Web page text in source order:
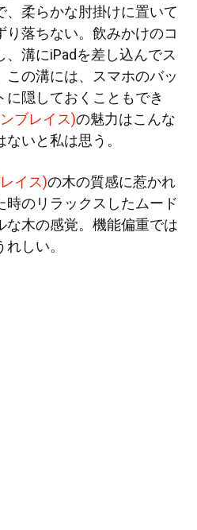
柔らかな肘掛けに置いて
り落ちない。飲みかけのコ
溝にiPadを差し込んでス
この溝には、スマホのバッ
隠しておくこともでき
ブレイス)の魅力はこんな
いと私は思う。
イス)の木の質感に惹かれ
時のリラックスしたムード
な木の感覚。機能偏重では
しい。